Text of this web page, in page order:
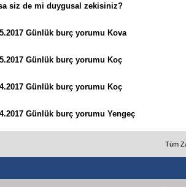
siz de mi duygusal zekisiniz?
Günlük burç yorumu Kova
Günlük burç yorumu Koç
Günlük burç yorumu Koç
Günlük burç yorumu Yengeç
Tüm